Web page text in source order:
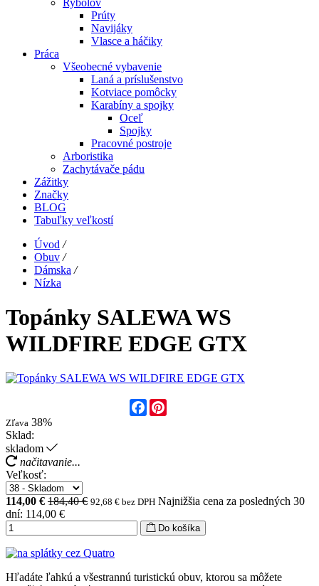
Prúty
Navijáky
Vlasce a háčiky
Práca
Všeobecné vybavenie
Laná a príslušenstvo
Kotviace pomôcky
Karabíny a spojky
Oceľ
Spojky
Pracovné postroje
Arboristika
Zachytávače pádu
Zážitky
Značky
BLOG
Tabuľky veľkostí
Úvod /
Obuv /
Dámska /
Nízka
Topánky SALEWA WS
WILDFIRE EDGE GTX
Facebook
Zľava 38%
Sklad:
skladom
načitavanie...
Veľkosť:
114,00 € 184,40 € 92,68 € bez DPH Najnižšia cena za posledných 30
dní: 114,00 €
Do košíka
Hľadáte ľahkú a všestrannú turistickú obuv, ktorou sa môžete